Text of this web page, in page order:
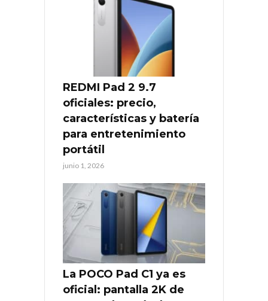
REDMI Pad 2 9.7
oficiales: precio,
características y batería
para entretenimiento
portátil
junio 1, 2026
La POCO Pad C1 ya es
oficial: pantalla 2K de